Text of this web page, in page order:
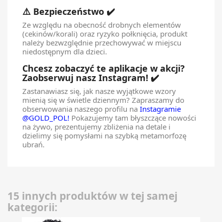
⚠️ Bezpieczeństwo ✔️
Ze względu na obecność drobnych elementów
(cekinów/korali) oraz ryzyko połknięcia, produkt
należy bezwzględnie przechowywać w miejscu
niedostępnym dla dzieci.
Chcesz zobaczyć te aplikacje w akcji?
Zaobserwuj nasz Instagram! ✔️
Zastanawiasz się, jak nasze wyjątkowe wzory
mienią się w świetle dziennym? Zapraszamy do
obserwowania naszego profilu na Instagramie
@GOLD_POL! Pokazujemy tam błyszczące nowości
na żywo, prezentujemy zbliżenia na detale i
dzielimy się pomysłami na szybką metamorfozę
ubrań.
15 innych produktów w tej samej
kategorii: